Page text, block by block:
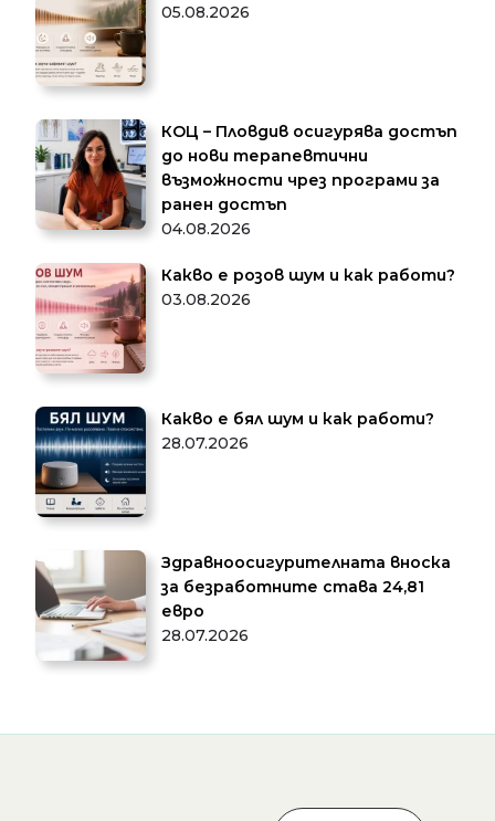
05.08.2026
КОЦ – Пловдив осигурява достъп
до нови терапевтични
възможности чрез програми за
ранен достъп
04.08.2026
Какво е розов шум и как работи?
03.08.2026
Какво е бял шум и как работи?
28.07.2026
Здравноосигурителната вноска
за безработните става 24,81
евро
28.07.2026